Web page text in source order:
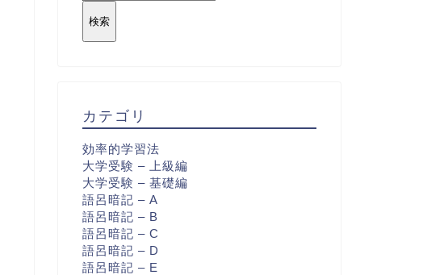
検索
カテゴリ
効率的学習法
大学受験 – 上級編
大学受験 – 基礎編
語呂暗記 – A
語呂暗記 – B
語呂暗記 – C
語呂暗記 – D
語呂暗記 – E